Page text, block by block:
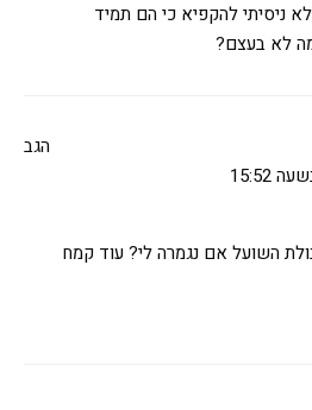
ניסיתי להקפיא כי הם תמיד
לא בעצם?
השועל אם נגמרה לי? עוד קמח
הגב